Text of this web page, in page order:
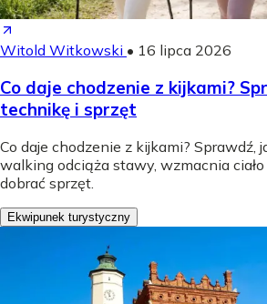
Witold Witkowski • 16 lipca 2026
Co daje chodzenie z kijkami?
technikę i sprzęt
Co daje chodzenie z kijkami? Sprawdź,
walking odciąża stawy, wzmacnia
dobrać sprzęt.
Ekwipunek turystyczny